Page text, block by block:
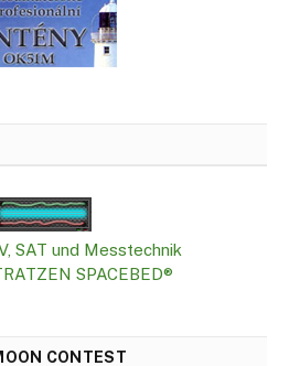
SAT und Messtechnik
SPACEBED®
CONTEST